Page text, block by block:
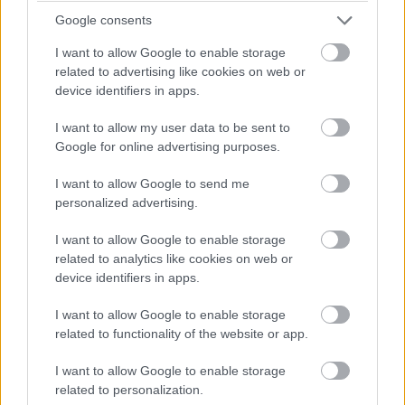
Google consents
I want to allow Google to enable storage
related to advertising like cookies on web or
device identifiers in apps.
I want to allow my user data to be sent to
Google for online advertising purposes.
I want to allow Google to send me
personalized advertising.
I want to allow Google to enable storage
related to analytics like cookies on web or
device identifiers in apps.
I want to allow Google to enable storage
related to functionality of the website or app.
I want to allow Google to enable storage
related to personalization.
Úgy nézett ki, mintha egyetlen éjszaka alatt tíz évet
öregedett volna.
Leila összeráncolta a homlokát. „Anya? Mi az?”
Anya nem válaszolt azonnal. A szeme már csillogott.
Aztán letette a dobozt közénk az asztalra.
Egyszerű volt, sötét fa, a sarkain megkopva, mintha évekig
rejtegették és sokszor kézbe vették volna. A gyomrom
összeszorult, még mielőtt megértettem volna, miért.
A tetején sárgult boríték feküdt, és az írást azonnal
„NYISD KI A 21. SZÜLETÉSNAPUNKON.”